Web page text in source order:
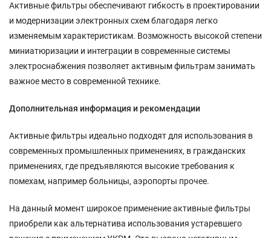
Активные фильтры обеспечивают гибкость в проектировании
и модернизации электронных схем благодаря легко
изменяемым характеристикам. Возможность высокой степени
миниатюризации и интеграции в современные системы
электроснабжения позволяет активным фильтрам занимать
важное место в современной технике.
Дополнительная информация и рекомендации
Активные фильтры идеально подходят для использования в
современных промышленных применениях, в гражданских
применениях, где предъявляются высокие требования к
помехам, например больницы, аэропорты прочее.
На данный момент широкое применение активные фильтры
приобрели как альтернатива использования устаревшего